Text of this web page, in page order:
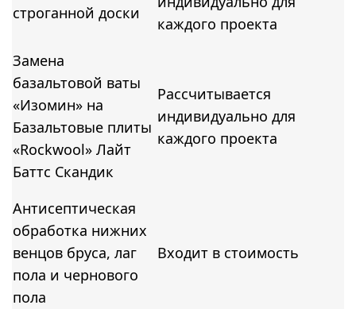
строганной доски
каждого проекта
Замена
базальтовой ваты
«Изомин» на
Базальтовые плиты
«Rockwool» Лайт
Баттс Скандик
Рассчитывается
индивидуально для
каждого проекта
Антисептическая
обработка нижних
венцов бруса, лаг
пола и чернового
пола
Входит в стоимость